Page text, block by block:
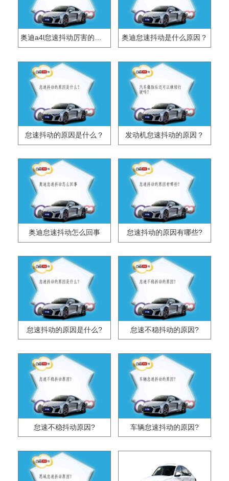
奥迪怠速抖动是什么原因？
怠速抖动的原因是什么？ 发动机怠速抖动的原因？
奥迪怠速抖动怎么回事 怠速抖动的原因有哪些?
怠速抖动的原因是什么? 怠速不稳抖动的原因?
怠速不稳抖动原因? 车辆怠速抖动的原因?